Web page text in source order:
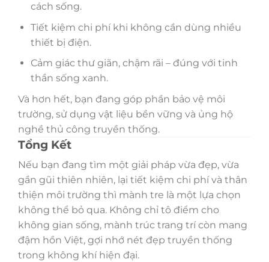
cách sống.
Tiết kiệm chi phí khi không cần dùng nhiều
thiết bị điện.
Cảm giác thư giãn, chậm rãi – đúng với tinh
thần sống xanh.
Và hơn hết, bạn đang góp phần bảo vệ môi
trường, sử dụng vật liệu bền vững và ủng hộ
nghề thủ công truyền thống.
Tổng Kết
Nếu bạn đang tìm một giải pháp vừa đẹp, vừa
gần gũi thiên nhiên, lại tiết kiệm chi phí và thân
thiện môi trường thì mành tre là một lựa chọn
không thể bỏ qua. Không chỉ tô điểm cho
không gian sống, mành trúc trang trí còn mang
đậm hồn Việt, gợi nhớ nét đẹp truyền thống
trong không khí hiện đại.